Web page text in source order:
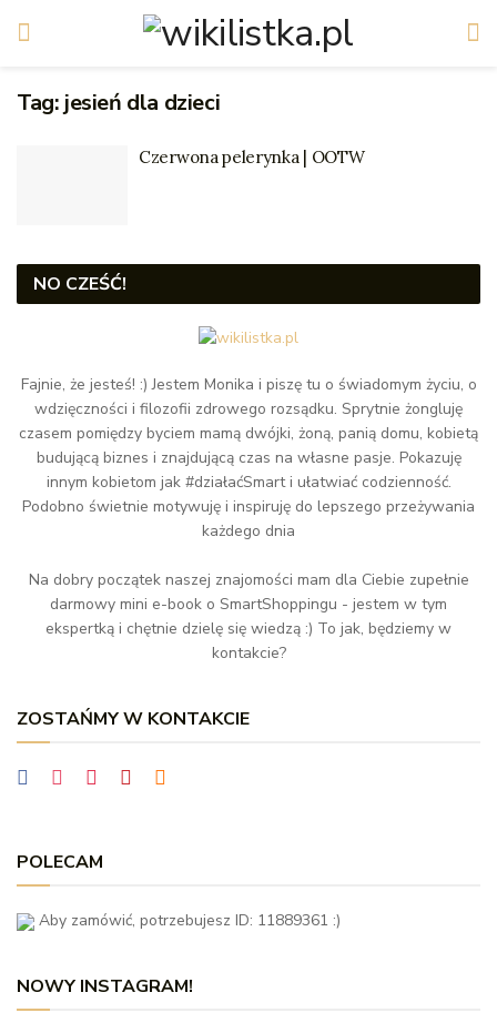
Tag: jesień dla dzieci
Czerwona pelerynka | OOTW
NO CZEŚĆ!
Fajnie, że jesteś! :) Jestem Monika i piszę tu o świadomym życiu, o
wdzięczności i filozofii zdrowego rozsądku. Sprytnie żongluję
czasem pomiędzy byciem mamą dwójki, żoną, panią domu, kobietą
budującą biznes i znajdującą czas na własne pasje. Pokazuję
innym kobietom jak #działaćSmart i ułatwiać codzienność.
Podobno świetnie motywuję i inspiruję do lepszego przeżywania
każdego dnia
Na dobry początek naszej znajomości mam dla Ciebie zupełnie
darmowy mini e-book o SmartShoppingu - jestem w tym
ekspertką i chętnie dzielę się wiedzą :) To jak, będziemy w
kontakcie?
ZOSTAŃMY W KONTAKCIE
POLECAM
Aby zamówić, potrzebujesz ID: 11889361 :)
NOWY INSTAGRAM!